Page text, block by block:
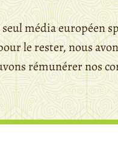
média européen
le rester, nous
rémunérer nos